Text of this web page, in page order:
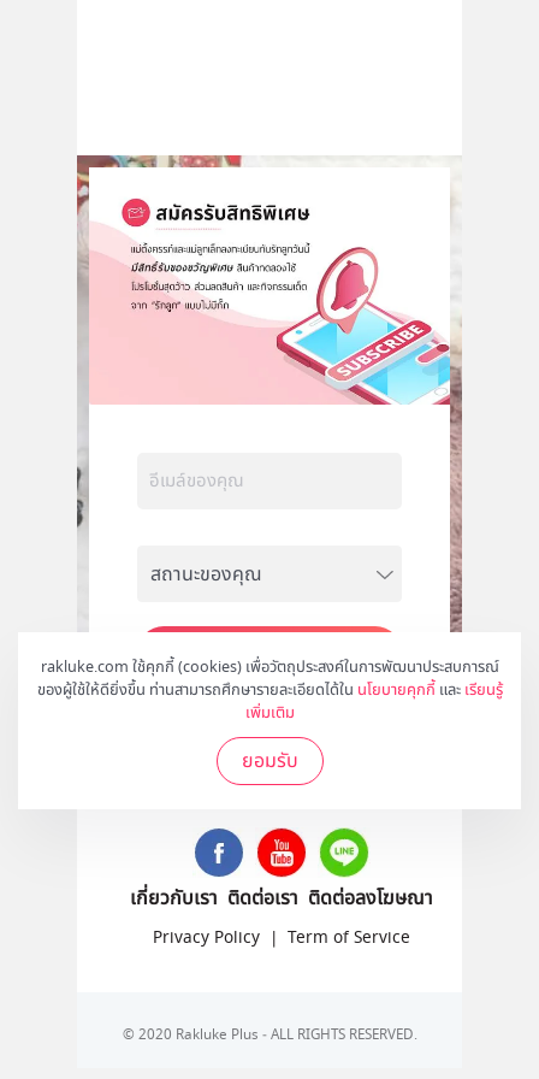
rakluke.com ใช้คุกกี้ (cookies) เพื่อวัตถุประสงค์ในการพัฒนาประสบการณ์
ของผู้ใช้ให้ดียิ่งขึ้น ท่านสามารถศึกษารายละเอียดได้ใน นโยบายคุกกี้ และ เรียนรู้
เพิ่มเติม
ยอมรับ
สมัคร
ติดตามเราได้ที่
เกี่ยวกับเรา ติดต่อเรา ติดต่อลงโฆษณา
Privacy Policy | Term of Service
© 2020 Rakluke Plus - ALL RIGHTS RESERVED.